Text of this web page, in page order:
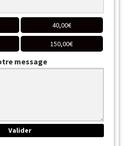
40,00€
150,00€
message